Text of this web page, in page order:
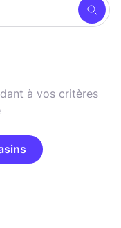
à vos critères